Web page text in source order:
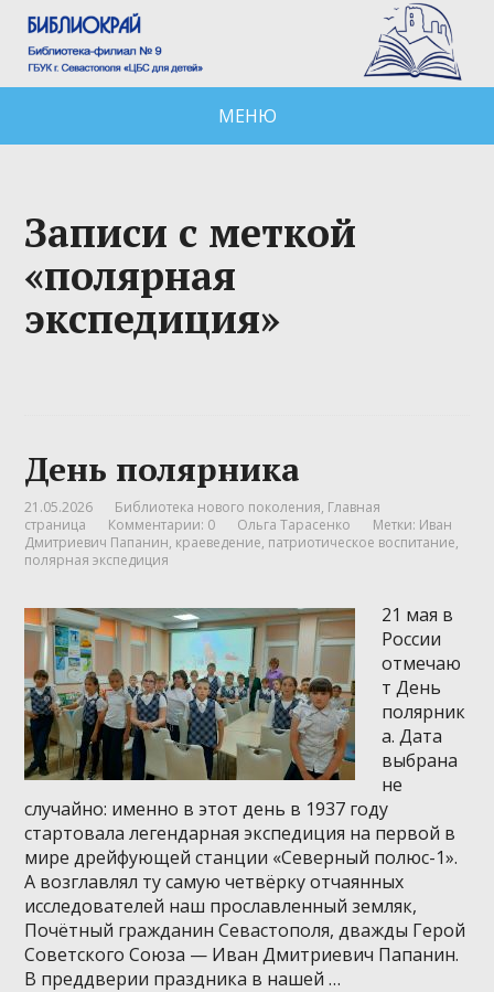
МЕНЮ
Записи с меткой
«полярная
экспедиция»
День полярника
21.05.2026 Библиотека нового поколения, Главная
страница
Комментарии: 0 Ольга Тарасенко Метки: Иван
Дмитриевич Папанин, краеведение, патриотическое воспитание,
полярная экспедиция
21 мая в
России
отмечаю
т День
полярник
а. Дата
выбрана
не
случайно: именно в этот день в 1937 году
стартовала легендарная экспедиция на первой в
мире дрейфующей станции «Северный полюс-1».
А возглавлял ту самую четвёрку отчаянных
исследователей наш прославленный земляк,
Почётный гражданин Севастополя, дважды Герой
Советского Союза — Иван Дмитриевич Папанин.
В преддверии праздника в нашей …